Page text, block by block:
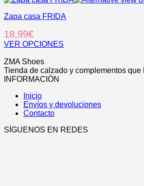
elegir
la
página
producto
tiene
variantes.
Las
se
pueden
elegir
página
Zapa casa FRIDA
18,99€
VER OPCIONES
producto
tiene
múltiples
Las
opciones
elegir
ZMA Shoes
Tienda de calzado y complementos
INFORMACIÓN
Inicio
Envíos y devoluciones
Contacto
SÍGUENOS EN REDES